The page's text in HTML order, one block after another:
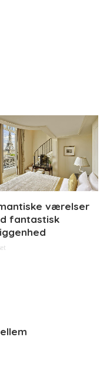
værelser
fantastisk